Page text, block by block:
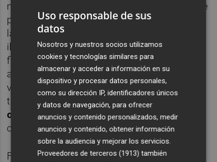
magia escénica de este espacio, un sinfín de
proyectos y de estrenos teatrales han visto
la luz bajo los focos que hasta ayer mismo
iluminaban en Carme Teatre; trabajadores
fijos y eventuales pasan a la lista del paro,
artistas y profesionales valencianos han
visto interrumpidos sus contratos para esta
temporada yya no podrán firmar ningún
otro para trabajar en este espaciode la
calle Gutenberg".
Finalmente, el equipo de Carme Teatre
Uso responsable de sus
datos
Nosotros y nuestros socios utilizamos
cookies y tecnologías similares para
almacenar y acceder a información en su
dispositivo y procesar datos personales,
como su dirección IP, identificadores únicos
y datos de navegación, para ofrecer
anuncios y contenido personalizados, medir
anuncios y contenido, obtener información
sobre la audiencia y mejorar los servicios.
Proveedores de terceros (1913) también